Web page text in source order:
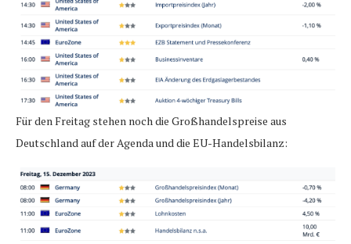
Für den Freitag stehen noch die Großhandelspreise aus
Deutschland auf der Agenda und die EU-Handelsbilanz: